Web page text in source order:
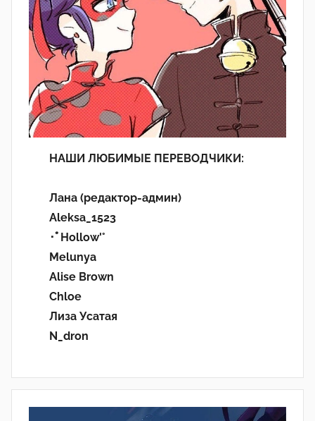
НАШИ ЛЮБИМЫЕ ПЕРЕВОДЧИКИ:
Лана (редактор-админ)
Aleksa_1523
･ﾟHollow'°
Melunya
Alise Brown
Chloe
Лиза Усатая
N_dron